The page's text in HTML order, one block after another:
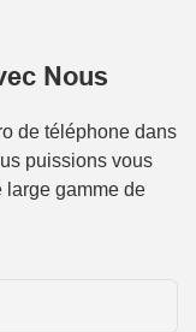
Nous
de téléphone dans
puissions vous
large gamme de